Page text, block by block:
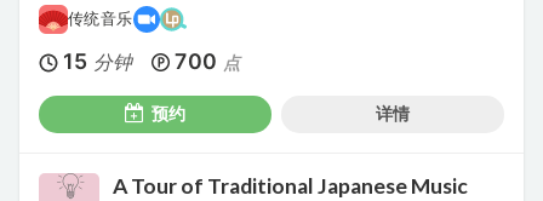
传统音乐
15 分钟 700 点
预约 详情
A Tour of Traditional Japanese Music